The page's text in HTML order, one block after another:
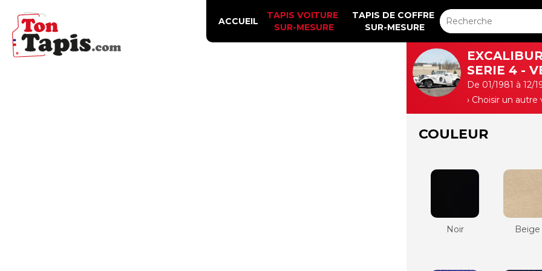
SERIE 4 -
De 01/1981 à 12/
› Choisir un autre
COULEUR
Noir Beige
ACCUEIL
TAPIS VOITURE
SUR-MESURE
TAPIS DE COFFRE
SUR-MESURE